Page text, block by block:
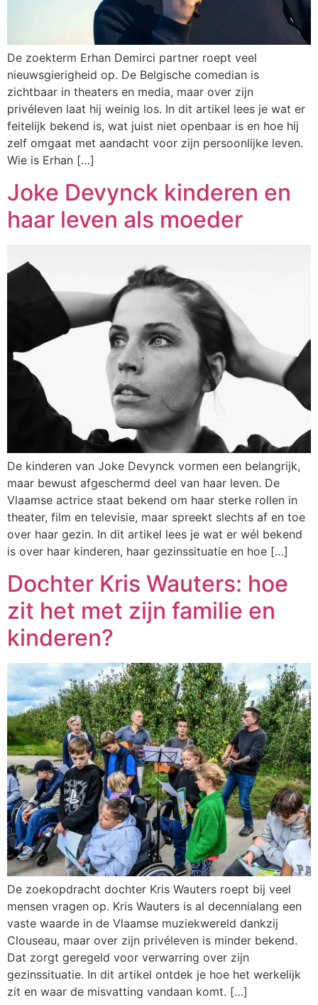
De zoekterm Erhan Demirci partner roept veel
nieuwsgierigheid op. De Belgische comedian is
zichtbaar in theaters en media, maar over zijn
privéleven laat hij weinig los. In dit artikel lees je wat er
feitelijk bekend is, wat juist niet openbaar is en hoe hij
zelf omgaat met aandacht voor zijn persoonlijke leven.
Wie is Erhan […]
Joke Devynck kinderen en
haar leven als moeder
De kinderen van Joke Devynck vormen een belangrijk,
maar bewust afgeschermd deel van haar leven. De
Vlaamse actrice staat bekend om haar sterke rollen in
theater, film en televisie, maar spreekt slechts af en toe
over haar gezin. In dit artikel lees je wat er wél bekend
is over haar kinderen, haar gezinssituatie en hoe […]
Dochter Kris Wauters: hoe
zit het met zijn familie en
kinderen?
De zoekopdracht dochter Kris Wauters roept bij veel
mensen vragen op. Kris Wauters is al decennialang een
vaste waarde in de Vlaamse muziekwereld dankzij
Clouseau, maar over zijn privéleven is minder bekend.
Dat zorgt geregeld voor verwarring over zijn
gezinssituatie. In dit artikel ontdek je hoe het werkelijk
zit en waar de misvatting vandaan komt. […]